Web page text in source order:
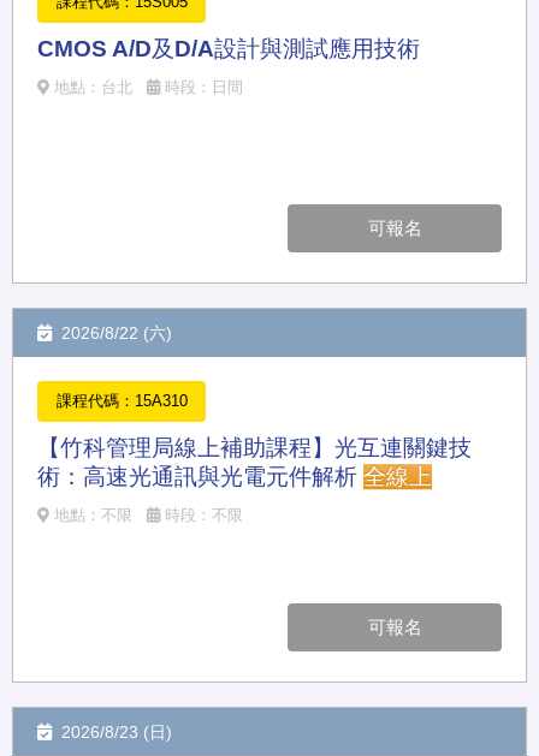
CMOS A/D及D/A設計與測試應用技術
地點：台北 時段：日間
可報名
2026/8/22 (六)
課程代碼：15A310
【竹科管理局線上補助課程】光互連關鍵技
術：高速光通訊與光電元件解析 全線上
地點：不限 時段：不限
可報名
2026/8/23 (日)